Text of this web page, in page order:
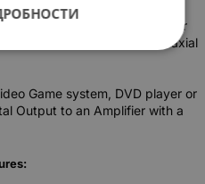
Coaxial Digital Audio Converter
Audio signal to an RCA Coaxial
Game system, DVD player or
Output to an Amplifier with a